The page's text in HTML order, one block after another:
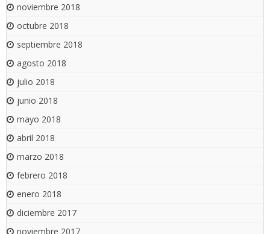
noviembre 2018
octubre 2018
septiembre 2018
agosto 2018
julio 2018
junio 2018
mayo 2018
abril 2018
marzo 2018
febrero 2018
enero 2018
diciembre 2017
noviembre 2017